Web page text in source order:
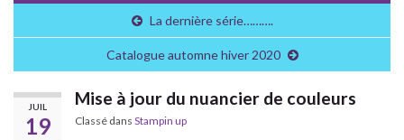
La dernière série……….
Catalogue automne hiver 2020
JUIL
19
Mise à jour du nuancier de couleurs
Classé dans Stampin up